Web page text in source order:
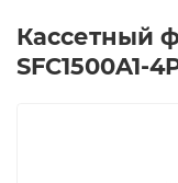
Кассетный
SFC1500A1-